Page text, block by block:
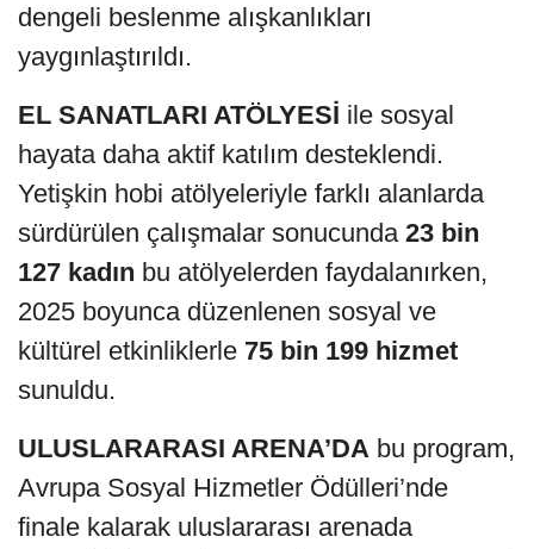
dengeli beslenme alışkanlıkları
yaygınlaştırıldı.
EL SANATLARI ATÖLYESİ ile sosyal
hayata daha aktif katılım desteklendi.
Yetişkin hobi atölyeleriyle farklı alanlarda
sürdürülen çalışmalar sonucunda 23 bin
127 kadın bu atölyelerden faydalanırken,
2025 boyunca düzenlenen sosyal ve
kültürel etkinliklerle 75 bin 199 hizmet
sunuldu.
ULUSLARARASI ARENA’DA bu program,
Avrupa Sosyal Hizmetler Ödülleri’nde
finale kalarak uluslararası arenada